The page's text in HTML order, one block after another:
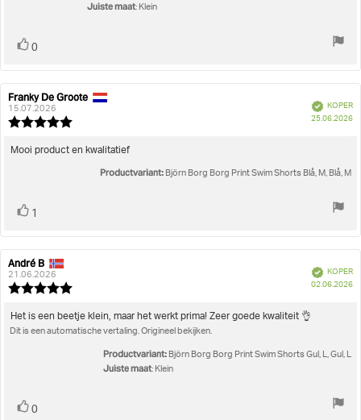
Juiste maat: Klein
Stem
0
Auteur
van
deze
beoordeling:
Franky De Groote
15.07.2026
uit
sterren
Geverifieerd
KOPER
25.06.2026
Beoordelingstekst:
Mooi product en kwalitatief
Productvariant: Björn Borg Borg Print Swim Shorts Blå, M, Blå, M
Stem
1
Auteur
van
deze
beoordeling:
André B
21.06.2026
uit
Geverifieerd
KOPER
02.06.2026
Beoordelingstekst:
Het is een beetje klein, maar het werkt prima! Zeer goede kwaliteit 👌
Dit is een automatische vertaling. Origineel bekijken.
Productvariant: Björn Borg Borg Print Swim Shorts Gul, L, Gul, L
Juiste maat: Klein
Stem
0